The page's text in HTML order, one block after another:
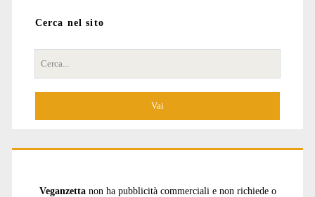
Cerca nel sito
Cerca
per:
Veganzetta non ha pubblicità commerciali e non richiede o